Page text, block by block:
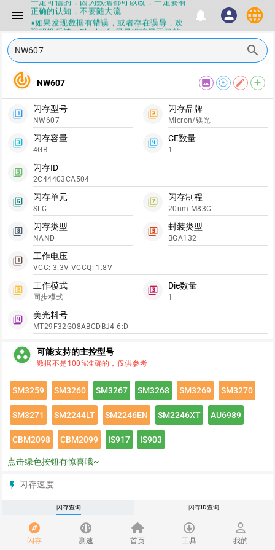
menu
正确的认知，不要随大流
▪如果发现数据有错误，或者存在误导，欢
迎积极反馈，Flashinfo尽量维护最正确的
指导性数据
▪Flashinfo APP更新技术规格和量产工具标
签啦，使用更加丝滑，快点击下载吧
下载服务会暂停一段时间才能恢复
本来就有不确定性，任何第三方工具提供的
数据都不要100%相信，包括量产工具都不
一定可信的，因为数据都可以改，一定要有
正确的认知，不要随大流
▪如果发现数据有错误，或者存在误导，欢
迎积极反馈，Flashinfo尽量维护最正确的
▪Flashinfo APP更新技术规格和量产工具标
签啦，使用更加丝滑，快点击下载吧
notifications person language
闪存 测速 首页 工具 我的
search
track_changes NW607 image filter_tilt_shift edit add
filter_1
闪存型号
NW607
filter_2
闪存品牌
Micron/镁光
filter_3
闪存容量
4GB
filter_4
CE数量
1
filter_5
闪存ID
2C44403CA504
filter_6
闪存单元
SLC
filter_7
闪存制程
20nm M83C
filter_8
闪存类型
NAND
filter_9
封装类型
BGA132
filter_1
工作电压
VCC: 3.3V VCCQ: 1.8V
filter_2
工作模式
同步模式
filter_3
Die数量
1
filter_4
美光料号
MT29F32G08ABCDBJ4-6:D
group_work 可能支持的主控型号
数据不是100%准确的，仅供参考
SM3259 SM3260 SM3267 SM3268 SM3269 SM3270
SM3271 SM2244LT SM2246EN SM2246XT AU6989
CBM2098 CBM2099 IS917 IS903
点击绿色按钮有惊喜哦~
flash_on 闪存速度
推荐
闪存查询 闪存ID查询